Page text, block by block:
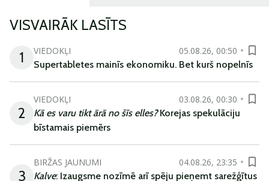
VISVAIRĀK LASĪTS
1
VIEDOKĻI
05.08.26, 00:50
Supertabletes mainīs ekonomiku. Bet kurš nopelnīs
2
VIEDOKĻI
03.08.26, 00:30
Kā es varu tikt ārā no šīs elles?Korejas spekulāciju
bīstamais piemērs
3
BIRŽAS JAUNUMI
04.08.26, 23:35
Kalve: Izaugsme nozīmē arī spēju pieņemt sarežģītus